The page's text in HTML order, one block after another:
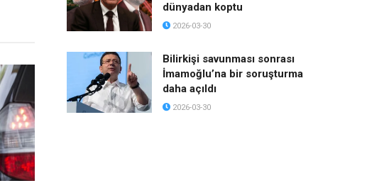
dünyadan koptu
2026-03-30
Bilirkişi savunması sonrası
İmamoğlu’na bir soruşturma
daha açıldı
2026-03-30